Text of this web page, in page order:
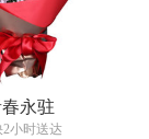
永驻
2小时送达